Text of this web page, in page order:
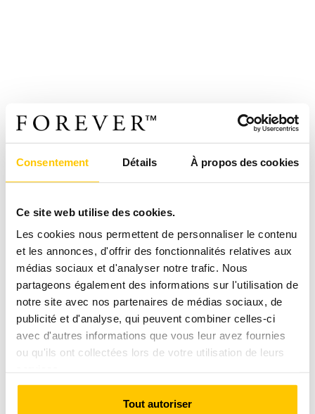
Consentement Détails À propos des cookies
Ce site web utilise des cookies.
Les cookies nous permettent de personnaliser le contenu
et les annonces, d'offrir des fonctionnalités relatives aux
médias sociaux et d'analyser notre trafic. Nous
partageons également des informations sur l'utilisation de
notre site avec nos partenaires de médias sociaux, de
publicité et d'analyse, qui peuvent combiner celles-ci
avec d'autres informations que vous leur avez fournies
ou qu'ils ont collectées lors de votre utilisation de leurs
Tout autoriser